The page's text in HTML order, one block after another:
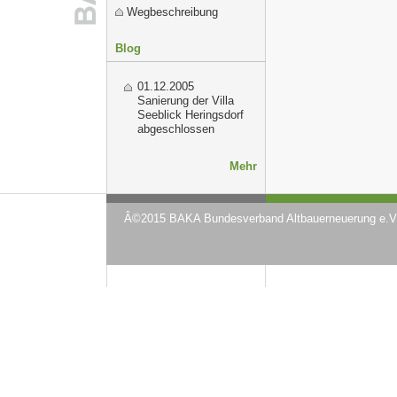
Wegbeschreibung
Blog
01.12.2005
Sanierung der Villa
Seeblick Heringsdorf
abgeschlossen
Mehr
Â©2015 BAKA Bundesverband Altbauerneuerung